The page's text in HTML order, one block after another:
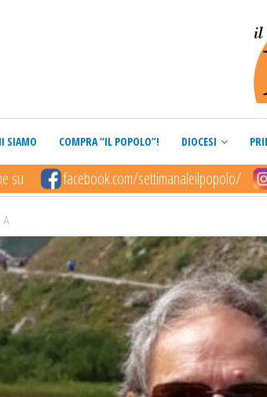
SIAMO COMPRA “IL POPOLO”! DIOCESI
su facebook.com/settimanaleilpopolo/